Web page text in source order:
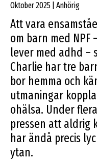
Oktober 2025 | Anhörig
Att vara
om barn med NPF
lever med adhd –
Charlie har tre
bor hemma och
utmaningar
ohälsa. Under
pressen att aldrig
har ändå precis
ytan.